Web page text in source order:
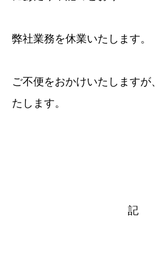
弊社業務を休業いたします。
ご不便をおかけいたしますが
たします。
記